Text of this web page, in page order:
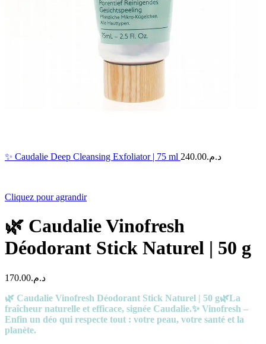
✨ Caudalie Deep Cleansing Exfoliator | 75 ml د.م.240.00
Cliquez pour agrandir
🌿 Caudalie Vinofresh
Déodorant Stick Naturel | 50 g
د.م.170.00
🌿 Caudalie Vinofresh Déodorant Stick Naturel | 50 g🌿La
fraîcheur naturelle et efficace, signée Caudalie.✨ Vinofresh –
Enfin un déo qui respecte tout : votre peau, votre santé et la
planète.